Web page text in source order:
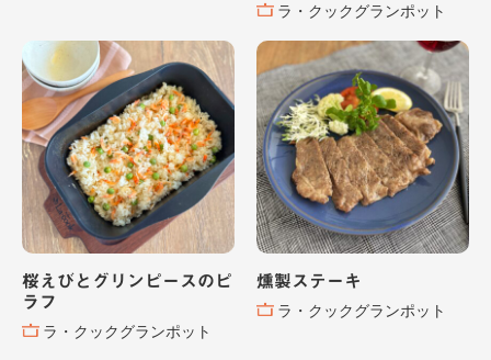
ラ・クックグランポット
桜えびとグリンピースのピ
ラフ
ラ・クックグランポット
燻製ステーキ
ラ・クックグランポット